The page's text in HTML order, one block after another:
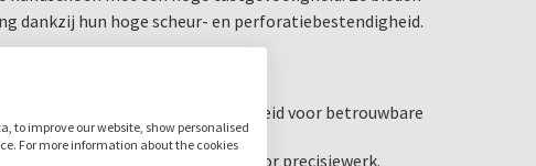
dankzij hun hoge scheur- en perforatiebestendigheid.
scheur- en perforatiebestendigheid voor betrouwbare
de gladde en dunne handpalm voor precisiewerk.
to improve our website, show personalised
For more information about the cookies